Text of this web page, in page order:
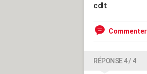
cdlt
Commenter
RÉPONSE 4 / 4